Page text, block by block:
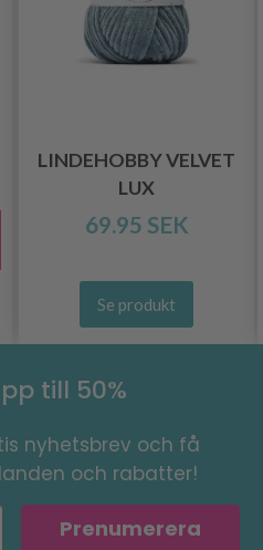
LINDEHOBBY VELVET
LUX
69.95 SEK
Se produkt
till 50%
nyhetsbrev och få
och rabatter!
Prenumerera